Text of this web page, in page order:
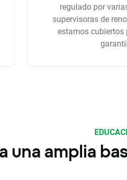
regulado por
supervisoras de
estamos cubiertos
una amplia